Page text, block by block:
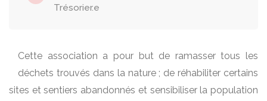
Trésorier.e
Cette association a pour but de ramasser tous les
déchets trouvés dans la nature ; de réhabiliter certains
sites et sentiers abandonnés et sensibiliser la population